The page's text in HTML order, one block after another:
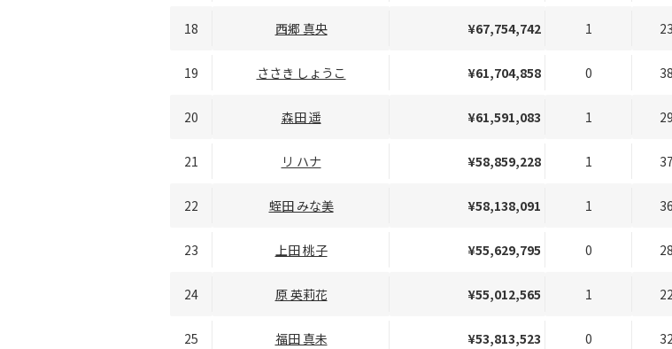
18 西郷 真央 ¥67,754,742 1 23
19 ささき しょうこ ¥61,704,858 0 38
20 森田 遥 ¥61,591,083 1 29
21 リ ハナ ¥58,859,228 1 37
22 蛭田 みな美 ¥58,138,091 1 36
23 上田 桃子 ¥55,629,795 0 28
24 原 英莉花 ¥55,012,565 1 22
25 福田 真未 ¥53,813,523 0 32